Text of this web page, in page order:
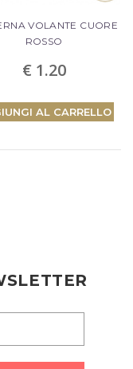
VOLANTE CUORE
ROSSO
€ 1.20
AL CARRELLO